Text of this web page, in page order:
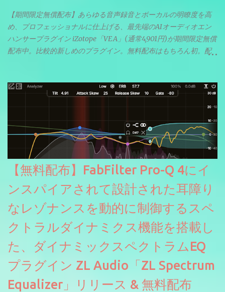
【期間限定無償配布】あらゆる音声録音とボーカルの明瞭度を高
め、プロフェッショナルに仕上げる、最先端のAIオーディオエン
ハンサープラグイン iZotope「VEA」(通常4,901円)が期間限定無償
配布中。比較的新しめのプラグイン。無料配布はもちろん初。配
【無料配布】FabFilter Pro-Q 4にイ
ンスパイアされて設計された耳障り
なレゾナンスを動的に制御するスペ
クトラルダイナミクス機能を搭載し
た、ダイナミックスペクトラムEQ
プラグイン ZL Audio「ZL Spectrum
Equalizer」リリース & 無料配布